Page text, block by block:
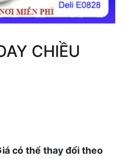
CHIỀU
có thể thay đổi theo